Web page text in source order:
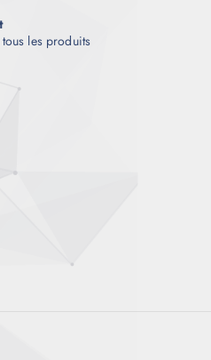
les produits